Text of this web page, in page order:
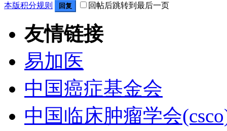
本版积分规则 回复 回帖后跳转到最后一页
友情链接
易加医
中国癌症基金会
中国临床肿瘤学会